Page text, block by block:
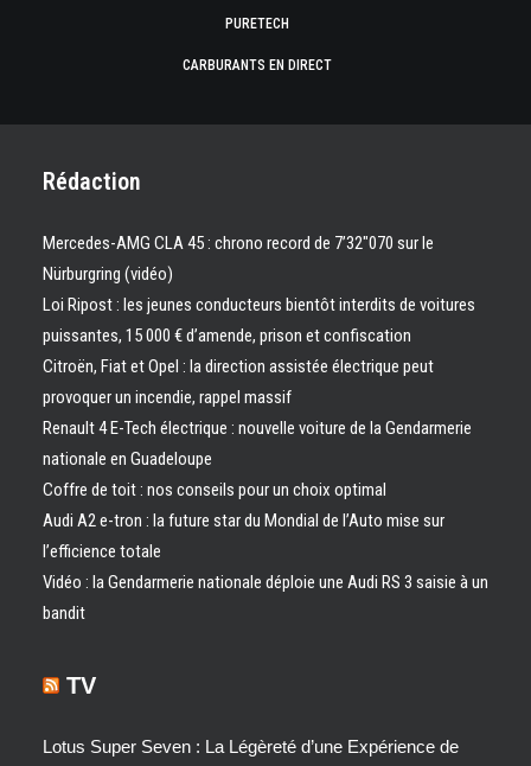
PURETECH
CARBURANTS EN DIRECT
Rédaction
Mercedes-AMG CLA 45 : chrono record de 7’32″070 sur le
Nürburgring (vidéo)
Loi Ripost : les jeunes conducteurs bientôt interdits de voitures
puissantes, 15 000 € d’amende, prison et confiscation
Citroën, Fiat et Opel : la direction assistée électrique peut
provoquer un incendie, rappel massif
Renault 4 E-Tech électrique : nouvelle voiture de la Gendarmerie
nationale en Guadeloupe
Coffre de toit : nos conseils pour un choix optimal
Audi A2 e-tron : la future star du Mondial de l’Auto mise sur
l’efficience totale
Vidéo : la Gendarmerie nationale déploie une Audi RS 3 saisie à un
bandit
TV
Lotus Super Seven : La Légèreté d’une Expérience de